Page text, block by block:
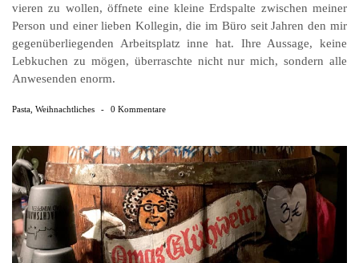
vieren zu wollen, öffnete eine kleine Erdspalte zwischen meiner
Person und einer lieben Kollegin, die im Büro seit Jahren den mir
gegen­über­liegenden Arbeits­platz inne hat. Ihre Aussage, keine
Lebkuchen zu mögen, überraschte nicht nur mich, sondern alle
Anwesenden enorm.
Pasta Weihnachtliches - 0 Kommentare